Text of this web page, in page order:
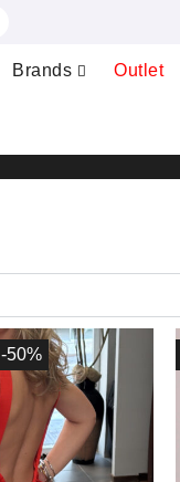
Brands Outlet
-50%